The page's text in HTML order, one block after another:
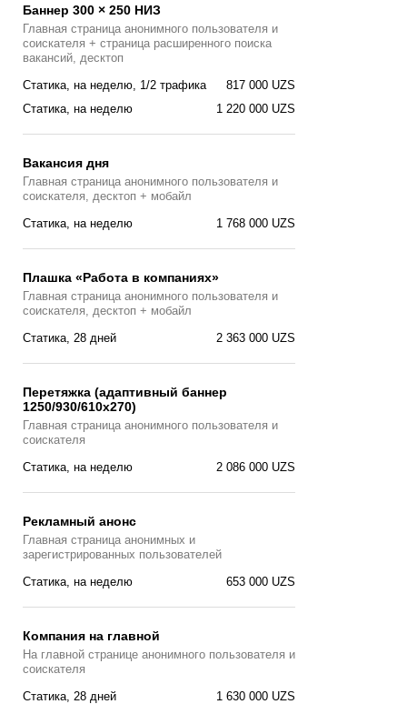
Баннер 300 × 250 НИЗ
Главная страница анонимного пользователя и
соискателя + страница расширенного поиска
вакансий, десктоп
817 000 UZS
Статика, на неделю, 1/2 трафика
1 220 000 UZS
Статика, на неделю
Вакансия дня
Главная страницa анонимного пользователя и
соискателя, десктоп + мобайл
1 768 000 UZS
Статика, на неделю
Плашка «Работа в компаниях»
Главная страницa анонимного пользователя и
соискателя, десктоп + мобайл
2 363 000 UZS
Статика, 28 дней
Перетяжка (адаптивный баннер
1250/930/610х270)
Главная страницa анонимного пользователя и
соискателя
2 086 000 UZS
Статика, на неделю
Рекламный анонс
Главная страница анонимных и
зарегистрированных пользователей
653 000 UZS
Статика, на неделю
Компания на главной
На главной странице анонимного пользователя и
соискателя
1 630 000 UZS
Статика, 28 дней